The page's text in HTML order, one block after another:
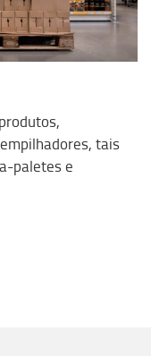
tais
paletes e